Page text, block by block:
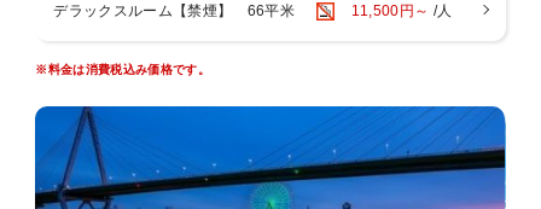
【営業時間】 14：00～24：00（最終入場23：30） / 6：00～9：
※3歳以下のお子様のご利用はご遠慮いただいております。
※異性の浴室・ロッカールームのご利用は6歳以下とさせていただい
ております。
※タトゥーのあるお客様はスパのご利用をご遠慮いただいておりま
す。
デラックスルーム【禁煙】 66平米 11,500円～ /人
※料金は消費税込み価格です。